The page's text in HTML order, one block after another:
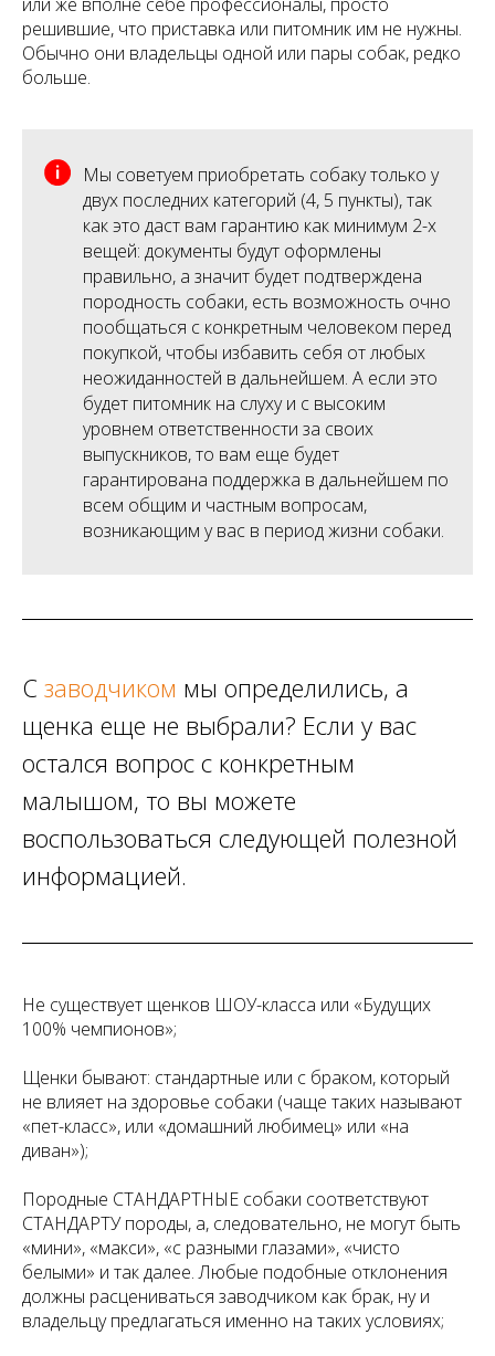
решившие, что приставка или питомник им не нужны.
Обычно они владельцы одной или пары собак, редко
больше.
Мы советуем приобретать собаку только у
двух последних категорий (4, 5 пункты), так
как это даст вам гарантию как минимум 2-х
вещей: документы будут оформлены
правильно, а значит будет подтверждена
породность собаки, есть возможность очно
пообщаться с конкретным человеком перед
покупкой, чтобы избавить себя от любых
неожиданностей в дальнейшем. А если это
будет питомник на слуху и с высоким
уровнем ответственности за своих
выпускников, то вам еще будет
гарантирована поддержка в дальнейшем по
всем общим и частным вопросам,
возникающим у вас в период жизни собаки.
С заводчиком мы определились, а
щенка еще не выбрали? Если у вас
остался вопрос с конкретным
малышом, то вы можете
воспользоваться следующей полезной
информацией.
Не существует щенков ШОУ-класса или «Будущих
100% чемпионов»;
Щенки бывают: стандартные или с браком, который
не влияет на здоровье собаки (чаще таких называют
«пет-класс», или «домашний любимец» или «на
диван»);
Породные СТАНДАРТНЫЕ собаки соответствуют
СТАНДАРТУ породы, а, следовательно, не могут быть
«мини», «макси», «с разными глазами», «чисто
белыми» и так далее. Любые подобные отклонения
должны расцениваться заводчиком как брак, ну и
владельцу предлагаться именно на таких условиях;